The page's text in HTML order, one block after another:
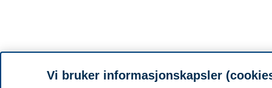
Vi bruker informasjonskapsler